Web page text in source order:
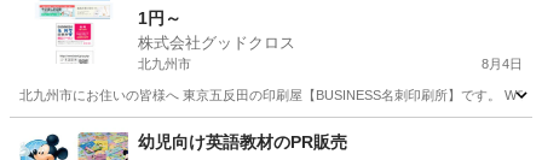
1円～
株式会社グッドクロス
北九州市 8月4日
北九州市にお住いの皆様へ 東京五反田の印刷屋【BUSINESS名刺印刷所】です。 W
福岡 北九州市 営業 スタッフ
幼児向け英語教材のPR販売